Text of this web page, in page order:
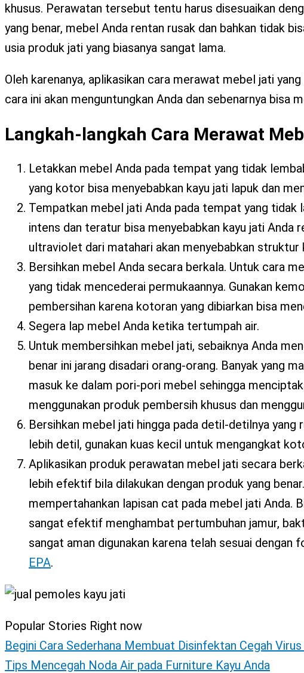
khusus. Perawatan tersebut tentu harus disesuaikan
yang benar, mebel Anda rentan rusak dan bahkan tidak
usia produk jati yang biasanya sangat lama.
Oleh karenanya, aplikasikan cara merawat mebel jati
cara ini akan menguntungkan Anda dan sebenarnya bisa
Langkah-langkah Cara Merawat
Letakkan mebel Anda pada tempat yang tidak
yang kotor bisa menyebabkan kayu jati lapuk dan
Tempatkan mebel jati Anda pada tempat yang tidak
intens dan teratur bisa menyebabkan kayu jati Anda
ultraviolet dari matahari akan menyebabkan struktur
Bersihkan mebel Anda secara berkala. Untuk cara
yang tidak mencederai permukaannya. Gunakan
pembersihan karena kotoran yang dibiarkan bisa
Segera lap mebel Anda ketika tertumpah air.
Untuk membersihkan mebel jati, sebaiknya Anda
benar ini jarang disadari orang-orang. Banyak yang
masuk ke dalam pori-pori mebel sehingga
menggunakan produk pembersih khusus dan
Bersihkan mebel jati hingga pada detil-detilnya
lebih detil, gunakan kuas kecil untuk mengangkat
Aplikasikan produk perawatan mebel jati secara
lebih efektif bila dilakukan dengan produk yang
mempertahankan lapisan cat pada mebel jati Anda.
sangat efektif menghambat pertumbuhan jamur,
sangat aman digunakan karena telah sesuai
EPA.
Popular Stories Right now
Begini Cara Sederhana Membuat Disinfektan Cegah
Tips Mencegah Noda Air pada Furniture Kayu Anda